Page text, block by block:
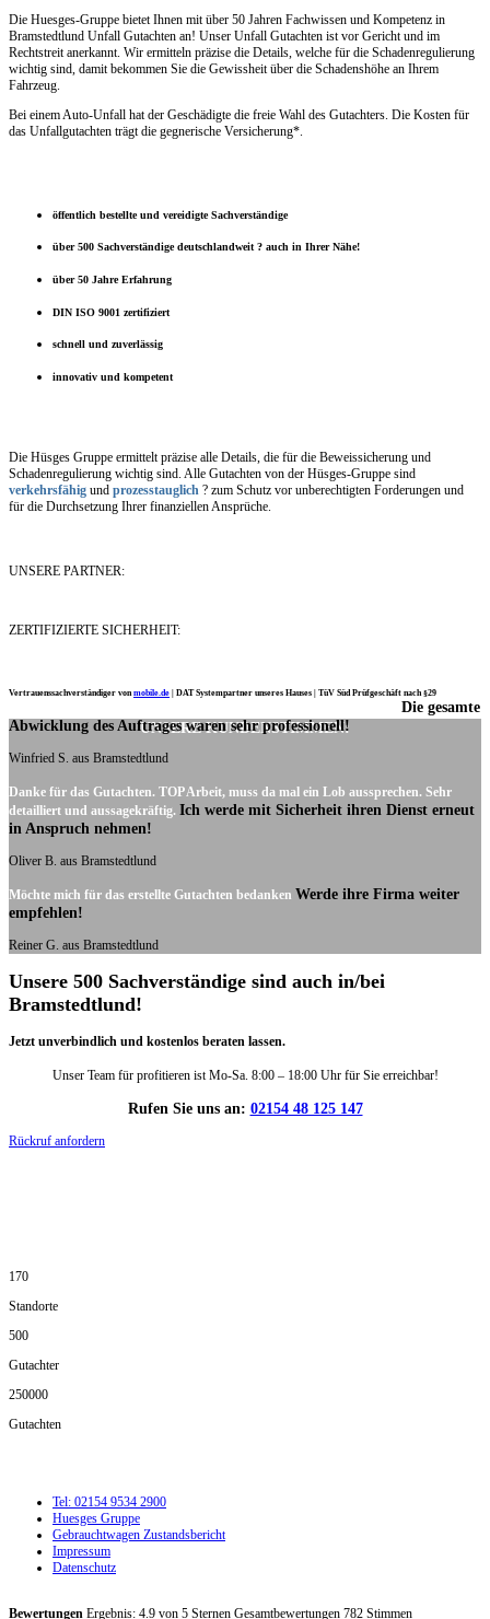
Die Huesges-Gruppe bietet Ihnen mit über 50 Jahren Fachwissen und Kompetenz in
Bramstedtlund Unfall Gutachten an! Unser Unfall Gutachten ist vor Gericht und im
Rechtstreit anerkannt. Wir ermitteln präzise die Details, welche für die Schadenregulierung
wichtig sind, damit bekommen Sie die Gewissheit über die Schadenshöhe an Ihrem
Fahrzeug.
Bei einem Auto-Unfall hat der Geschädigte die freie Wahl des Gutachters. Die Kosten für
das Unfallgutachten trägt die gegnerische Versicherung*.
öffentlich bestellte und vereidigte Sachverständige
über 500 Sachverständige deutschlandweit ? auch in Ihrer Nähe!
über 50 Jahre Erfahrung
DIN ISO 9001 zertifiziert
schnell und zuverlässig
innovativ und kompetent
Die Hüsges Gruppe ermittelt präzise alle Details, die für die Beweissicherung und
Schadenregulierung wichtig sind. Alle Gutachten von der Hüsges-Gruppe sind
verkehrsfähig und prozesstauglich ? zum Schutz vor unberechtigten Forderungen und
für die Durchsetzung Ihrer finanziellen Ansprüche.
UNSERE PARTNER:
ZERTIFIZIERTE SICHERHEIT:
Vertrauenssachverständiger vonmobile.de DAT Systempartner unseres Hauses | TüV Süd Prüfgeschäft nach §29
UNSERE KUNDENSTIMMEN:
Die gesamte
Abwicklung des Auftrages waren sehr professionell!
Winfried S. aus Bramstedtlund
Danke für das Gutachten. TOP Arbeit, muss da mal ein Lob aussprechen. Sehr
detailliert und aussagekräftig. Ich werde mit Sicherheit ihren Dienst erneut
in Anspruch nehmen!
Oliver B. aus Bramstedtlund
Möchte mich für das erstellte Gutachten bedanken Werde ihre Firma weiter
empfehlen!
Reiner G. aus Bramstedtlund
Unsere 500 Sachverständige sind auch in/bei
Bramstedtlund!
Jetzt unverbindlich und kostenlos beraten lassen.
Unser Team für profitieren ist Mo-Sa. 8:00 – 18:00 Uhr für Sie erreichbar!
Rufen Sie uns an: 02154 48 125 147
Rückruf anfordern
170
Standorte
500
Gutachter
250000
Gutachten
Tel: 02154 9534 2900
Huesges Gruppe
Gebrauchtwagen Zustandsbericht
Impressum
Datenschutz
Bewertungen Ergebnis: 4.9 von 5 Sternen Gesamtbewertungen 782 Stimmen